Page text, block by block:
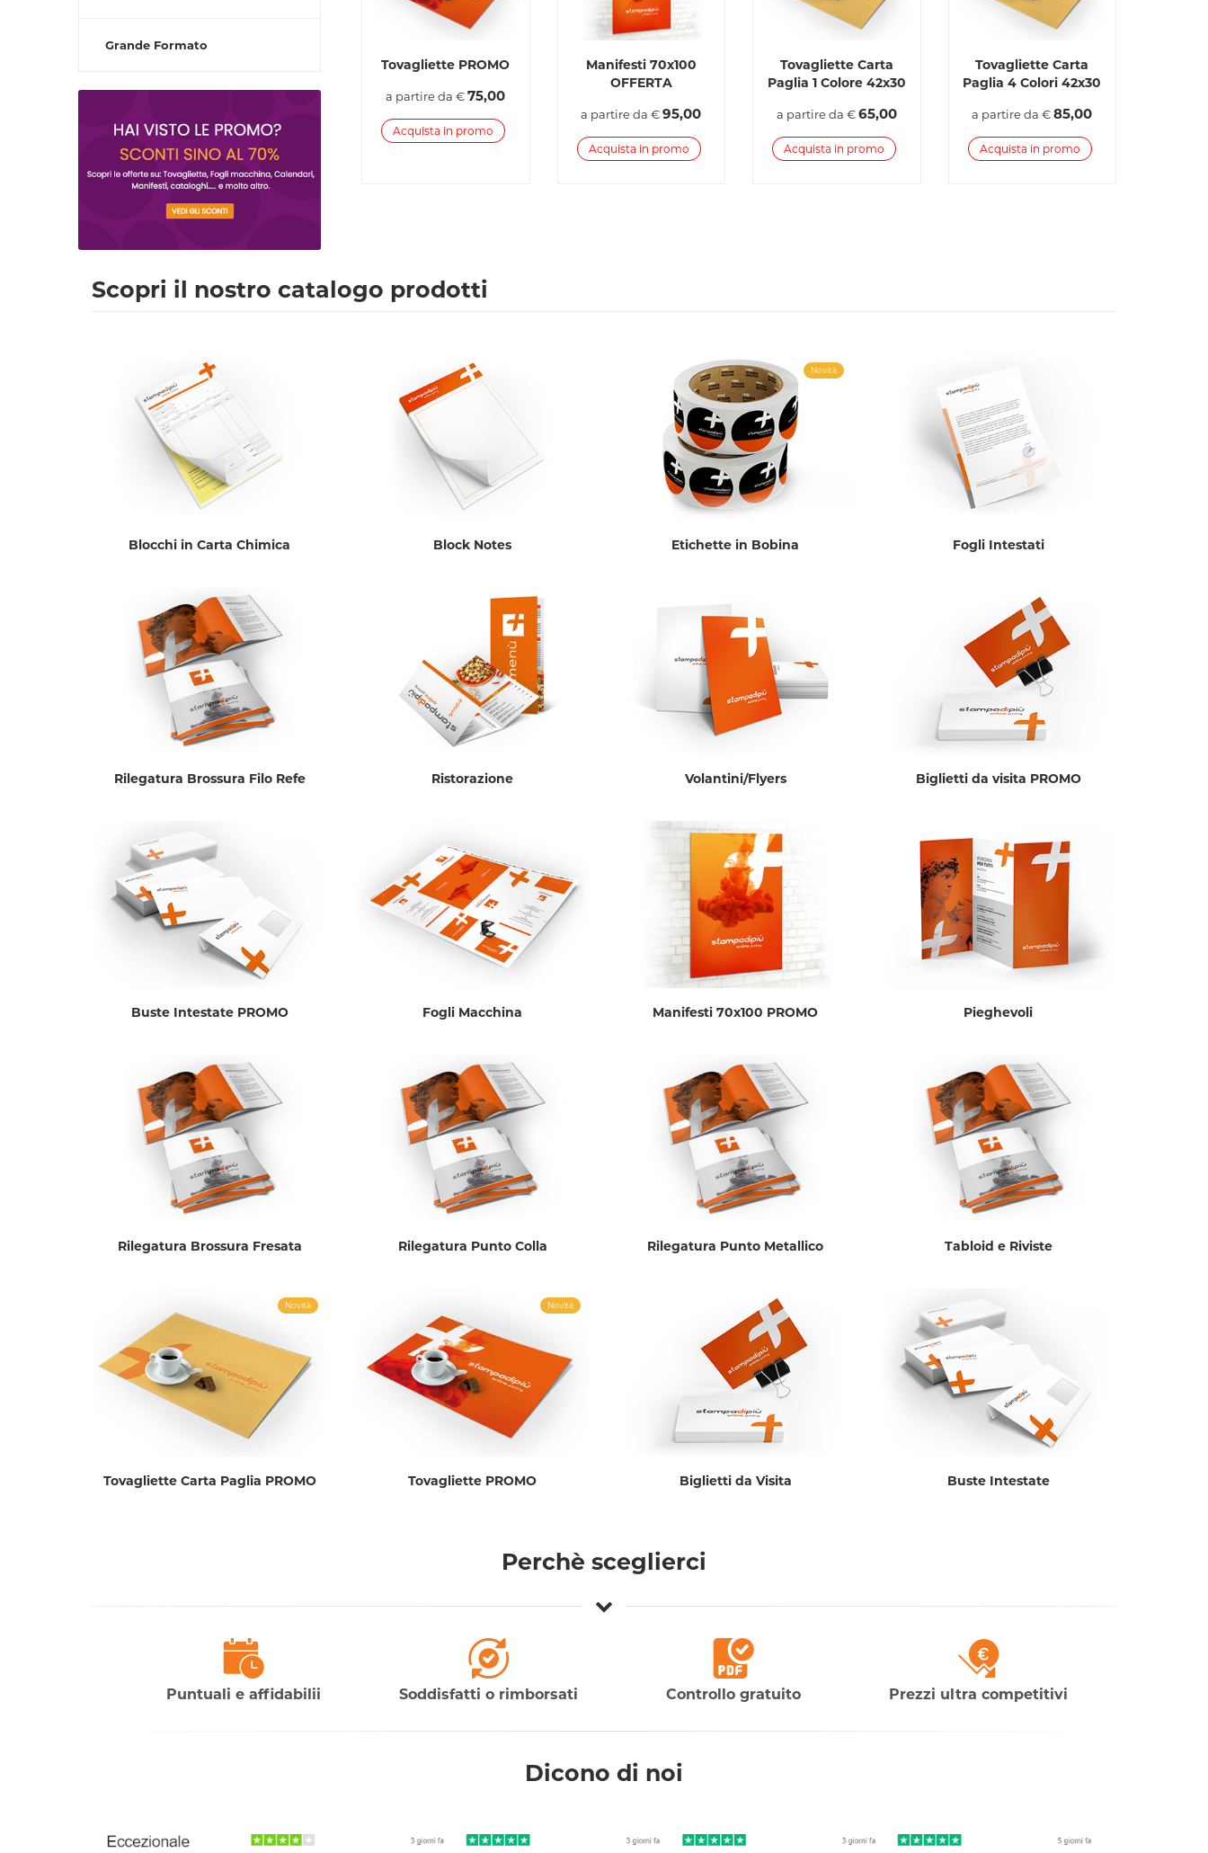
Grande Formato
Tovagliette PROMO
a partire da €75,00
Acquista in promo
Manifesti 70x100
OFFERTA
a partire da €95,00
Acquista in promo
Tovagliette Carta
Paglia 1 Colore 42x30
a partire da €65,00
Acquista in promo
Tovagliette Carta
Paglia 4 Colori 42x30
a partire da €85,00
Acquista in promo
Scopri il nostro catalogo prodotti
Blocchi in Carta Chimica Block Notes
Novità
Etichette in Bobina Fogli Intestati
Rilegatura Brossura Filo Refe Ristorazione Volantini/Flyers Biglietti da visita PROMO
Buste Intestate PROMO Fogli Macchina Manifesti 70x100 PROMO Pieghevoli
Rilegatura Brossura Fresata Rilegatura Punto Colla Rilegatura Punto Metallico Tabloid e Riviste
Novità
Tovagliette Carta Paglia PROMO
Novità
Tovagliette PROMO Biglietti da Visita Buste Intestate
Perchè sceglierci
Puntuali e affidabilii Soddisfatti o rimborsati Controllo gratuito Prezzi ultra competitivi
Dicono di noi